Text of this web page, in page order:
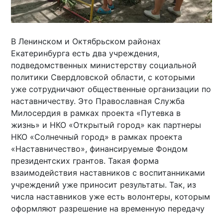
В Ленинском и Октябрьском районах
Екатеринбурга есть два учреждения,
подведомственных министерству социальной
политики Свердловской области, с которыми
уже сотрудничают общественные организации по
наставничеству. Это Православная Служба
Милосердия в рамках проекта «Путевка в
жизнь» и НКО «Открытый город» как партнеры
НКО «Солнечный город» в рамках проекта
«Наставничество», финансируемые Фондом
президентских грантов. Такая форма
взаимодействия наставников с воспитанниками
учреждений уже приносит результаты. Так, из
числа наставников уже есть волонтеры, которым
оформляют разрешение на временную передачу